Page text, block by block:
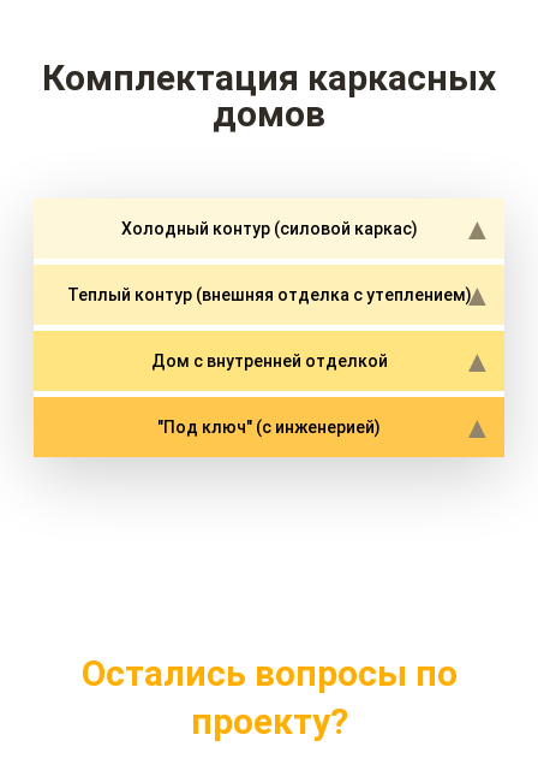
Комплектация каркасных
домов
Холодный контур (силовой каркас)
Теплый контур (внешняя отделка с утеплением)
Дом с внутренней отделкой
"Под ключ" (с инженерией)
Остались вопросы по
проекту?